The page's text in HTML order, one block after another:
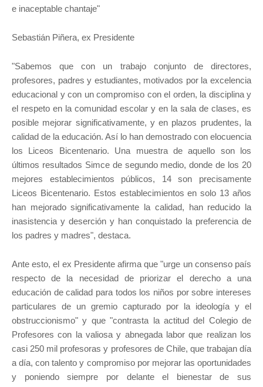
e inaceptable chantaje"
Sebastián Piñera, ex Presidente
"Sabemos que con un trabajo conjunto de directores,
profesores, padres y estudiantes, motivados por la excelencia
educacional y con un compromiso con el orden, la disciplina y
el respeto en la comunidad escolar y en la sala de clases, es
posible mejorar significativamente, y en plazos prudentes, la
calidad de la educación. Así lo han demostrado con elocuencia
los Liceos Bicentenario. Una muestra de aquello son los
últimos resultados Simce de segundo medio, donde de los 20
mejores establecimientos públicos, 14 son precisamente
Liceos Bicentenario. Estos establecimientos en solo 13 años
han mejorado significativamente la calidad, han reducido la
inasistencia y deserción y han conquistado la preferencia de
los padres y madres", destaca.
Ante esto, el ex Presidente afirma que "urge un consenso país
respecto de la necesidad de priorizar el derecho a una
educación de calidad para todos los niños por sobre intereses
particulares de un gremio capturado por la ideología y el
obstruccionismo" y que "contrasta la actitud del Colegio de
Profesores con la valiosa y abnegada labor que realizan los
casi 250 mil profesoras y profesores de Chile, que trabajan día
a día, con talento y compromiso por mejorar las oportunidades
y poniendo siempre por delante el bienestar de sus